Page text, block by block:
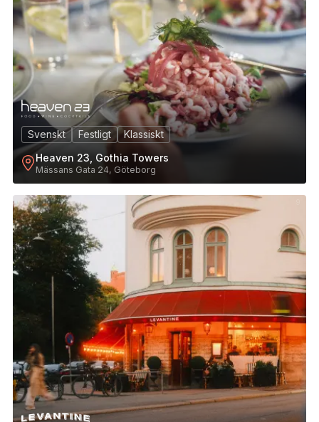
Svenskt Festligt
Klassiskt
Heaven 23, Gothia Towers
Mässans Gata 24, Göteborg